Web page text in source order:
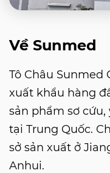
Về Sunmed
Tô Châu Sunmed
xuất khẩu hàng
sản phẩm sơ cứu,
tại Trung Quốc.
sở sản xuất ở
Anhui.